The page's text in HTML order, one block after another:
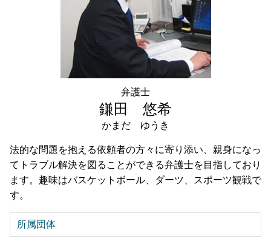
法的な問題を抱える依頼者の方々に寄り添い、親身になっ
てトラブル解決を図ることができる弁護士を目指しており
ます。趣味はバスケットボール、ダーツ、スポーツ観戦で
す。
所属団体
弁護士
鎌田 悠希
かまだ ゆうき